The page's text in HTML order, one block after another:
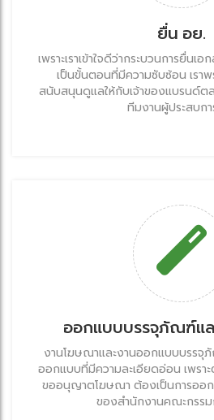
ยื่น อย.
เพราะเราเข้าใจดีว่ากระบวนการยื่นเ
เป็นขั้นตอนที่มีความซับซ้อน เราพ
สนับสนุนดูแลให้กับเจ้าของแบรนด์ต
ทีมงานผู้ประสบก
ออกแบบบรรจุภัณฑ์แ
งานโฆษณาและงานออกแบบบรรจุภั
ออกแบบที่มีความละเอียดอ่อน เพรา
ขออนุญาตโฆษณา ต้องเป็นการออ
ของสำนักงานคณะกรรม